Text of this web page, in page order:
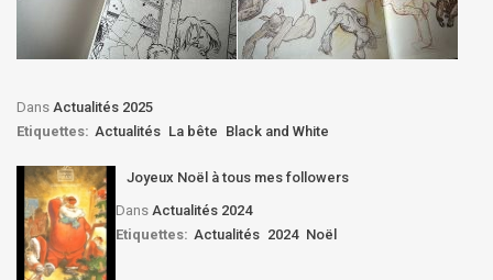
Dans Actualités 2025
Etiquettes: Actualités La bête Black and White
Joyeux Noël à tous mes followers
Dans Actualités 2024
Etiquettes: Actualités 2024 Noël